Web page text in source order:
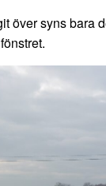
över syns bara